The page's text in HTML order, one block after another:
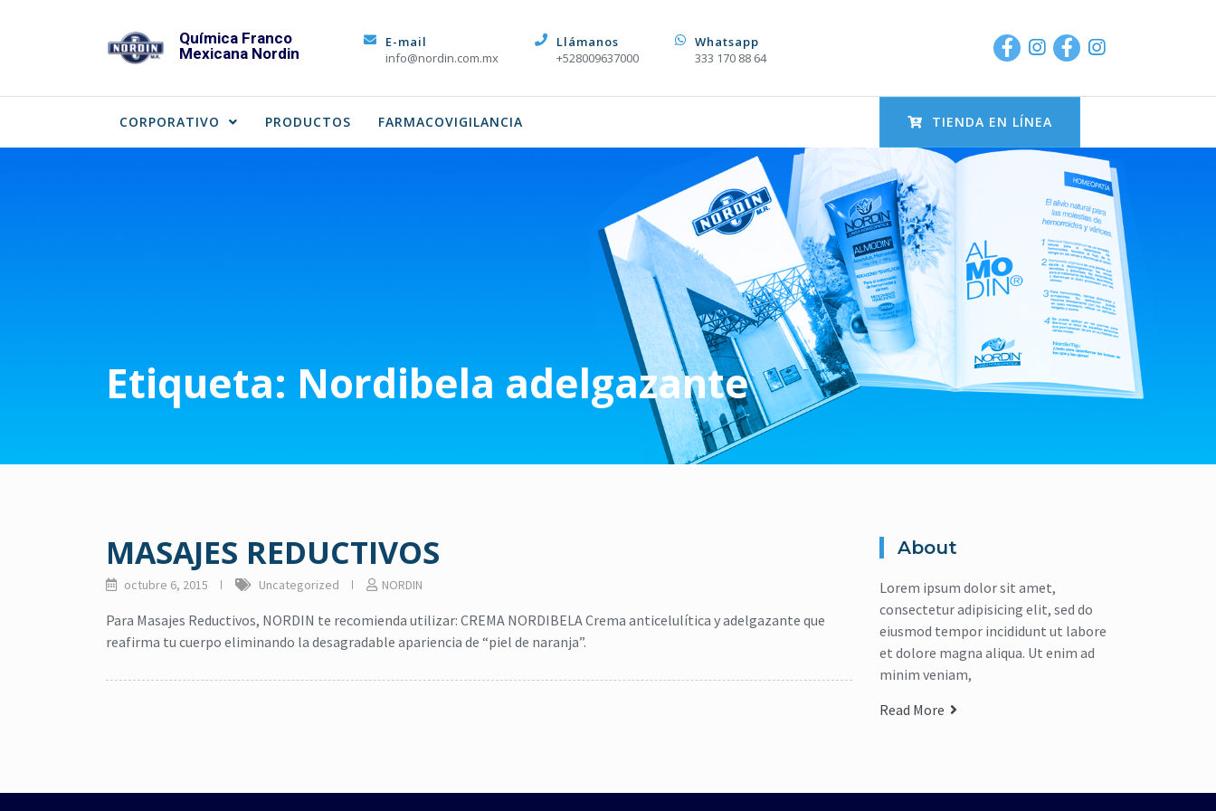
Química Franco
Mexicana Nordin
E-mail
info@nordin.com.mx
Llámanos
+528009637000
Whatsapp
333 170 88 64
CORPORATIVO PRODUCTOS FARMACOVIGILANCIA TIENDA EN LÍNEA
Etiqueta: Nordibela adelgazante
MASAJES REDUCTIVOS
octubre 6, 2015 Uncategorized NORDIN
Para Masajes Reductivos, NORDIN te recomienda utilizar: CREMA NORDIBELA Crema anticelulítica y adelgazante que
reafirma tu cuerpo eliminando la desagradable apariencia de “piel de naranja”.
About
Lorem ipsum dolor sit amet,
consectetur adipisicing elit, sed do
eiusmod tempor incididunt ut labore
et dolore magna aliqua. Ut enim ad
minim veniam,
Read More